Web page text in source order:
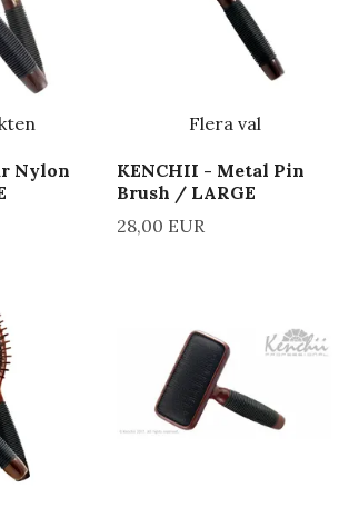
Nylon
Flera val
KENCHII - Metal Pin
Brush / LARGE
28,00 EUR